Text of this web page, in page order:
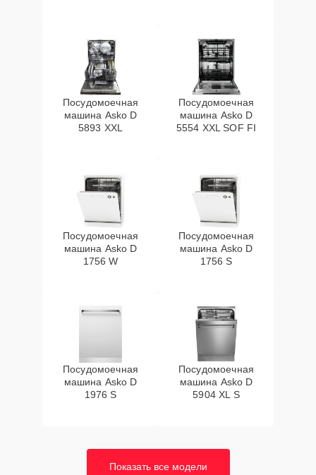
Посудомоечная
машина Asko D
5893 XXL
Посудомоечная
машина Asko D
5554 XXL SOF FI
Посудомоечная
машина Asko D
1756 W
Посудомоечная
машина Asko D
1756 S
Посудомоечная
машина Asko D
1976 S
Посудомоечная
машина Asko D
5904 XL S
Показать все модели